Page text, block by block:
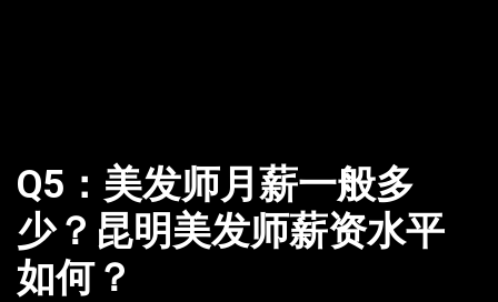
Q5：美发师月薪一般多
少？昆明美发师薪资水平
如何？